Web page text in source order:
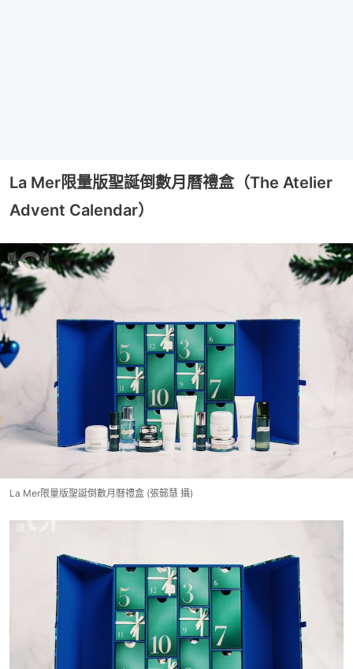
La Mer限量版聖誕倒數月曆禮盒（The Atelier
Advent Calendar）
La Mer限量版聖誕倒數月曆禮盒 (張懿慧 攝)